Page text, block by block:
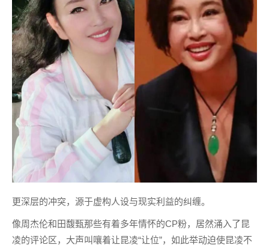
更深层的冲突，源于虚构人设与现实利益的纠缠。
像周杰伦和田馥甄那些有着多年情怀的CP粉，居然涌入了昆
凌的评论区，大声叫嚷着让昆凌“让位”，如此举动迫使昆凌不